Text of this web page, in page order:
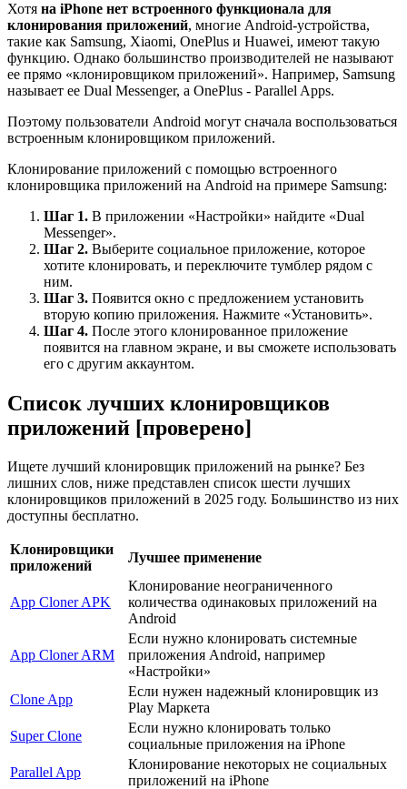
Хотя на iPhone нет встроенного функционала для
клонирования приложений, многие Android-устройства,
такие как Samsung, Xiaomi, OnePlus и Huawei, имеют такую
функцию. Однако большинство производителей не называют
ее прямо «клонировщиком приложений». Например, Samsung
называет ее Dual Messenger, а OnePlus - Parallel Apps.
Поэтому пользователи Android могут сначала воспользоваться
встроенным клонировщиком приложений.
Клонирование приложений с помощью встроенного
клонировщика приложений на Android на примере Samsung:
Шаг 1. В приложении «Настройки» найдите «Dual
Messenger».
Шаг 2. Выберите социальное приложение, которое
хотите клонировать, и переключите тумблер рядом с
ним.
Шаг 3. Появится окно с предложением установить
вторую копию приложения. Нажмите «Установить».
Шаг 4. После этого клонированное приложение
появится на главном экране, и вы сможете использовать
его с другим аккаунтом.
Список лучших клонировщиков
приложений [проверено]
Ищете лучший клонировщик приложений на рынке? Без
лишних слов, ниже представлен список шести лучших
клонировщиков приложений в 2025 году. Большинство из них
доступны бесплатно.
Клонировщики
приложений
Лучшее применение
App Cloner APK
Клонирование неограниченного
количества одинаковых приложений на
Android
App Cloner ARM
Если нужно клонировать системные
приложения Android, например
«Настройки»
Clone App
Если нужен надежный клонировщик из
Play Маркета
Super Clone
Если нужно клонировать только
социальные приложения на iPhone
Parallel App
Клонирование некоторых не социальных
приложений на iPhone